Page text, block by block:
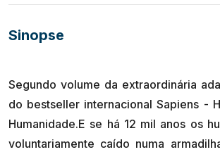
Sinopse
Segundo volume da extraordinária
do bestseller internacional Sapiens -
Humanidade.E se há 12 mil anos os
voluntariamente caído numa